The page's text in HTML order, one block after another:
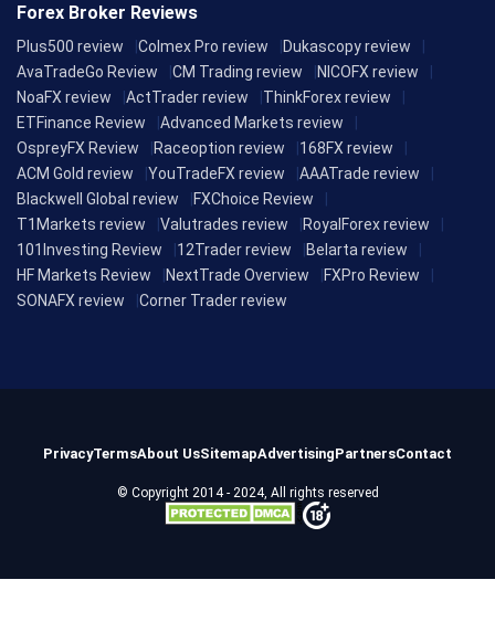
Forex Broker Reviews
Plus500 review Colmex Pro review
Dukascopy review
AvaTradeGo Review
CM Trading review
NICOFX review
NoaFX review
ActTrader review
ThinkForex review
ETFinance Review
Advanced Markets review
OspreyFX Review
Raceoption review
168FX review
ACM Gold review
YouTradeFX review
AAATrade review
Blackwell Global review
FXChoice Review
T1Markets review
Valutrades review
RoyalForex review
101Investing Review
12Trader review
Belarta review
HF Markets Review
NextTrade Overview
FXPro Review
SONAFX review
Corner Trader review
© Copyright 2014 - 2024, All rights reserved
PrivacyTermsAbout UsSitemapAdvertisingPartnersContact